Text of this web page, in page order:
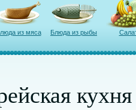
из мяса Блюда из рыбы
кухня